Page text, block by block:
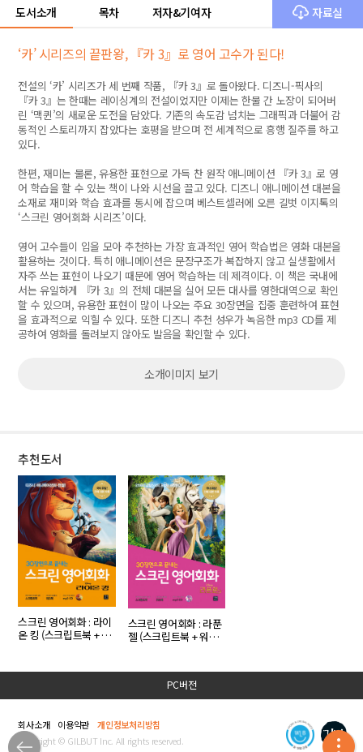
도서소개 목차 저자&기여자 자료실
‘카’ 시리즈의 끝판왕, 『카 3』로 영어 고수가 된다!
전설의 ‘카’ 시리즈가 세 번째 작품, 『카 3』로 돌아왔다. 디즈니-픽사의
『카 3』는 한때는 레이싱계의 전설이었지만 이제는 한물 간 노장이 되어버
린 ‘맥퀸’의 새로운 도전을 담았다. 기존의 속도감 넘치는 그래픽과 더불어 감
동적인 스토리까지 잡았다는 호평을 받으며 전 세계적으로 흥행 질주를 하고
있다.
한편, 재미는 물론, 유용한 표현으로 가득 찬 원작 애니메이션 『카 3』로 영
어 학습을 할 수 있는 책이 나와 시선을 끌고 있다. 디즈니 애니메이션 대본을
소재로 재미와 학습 효과를 동시에 잡으며 베스트셀러에 오른 길벗 이지톡의
‘스크린 영어회화 시리즈’이다.
영어 고수들이 입을 모아 추천하는 가장 효과적인 영어 학습법은 영화 대본을
활용하는 것이다. 특히 애니메이션은 문장구조가 복잡하지 않고 실생활에서
자주 쓰는 표현이 나오기 때문에 영어 학습하는 데 제격이다. 이 책은 국내에
서는 유일하게 『카 3』의 전체 대본을 실어 모든 대사를 영한대역으로 확인
할 수 있으며, 유용한 표현이 많이 나오는 주요 30장면을 집중 훈련하여 표현
을 효과적으로 익힐 수 있다. 또한 디즈니 추천 성우가 녹음한 mp3 CD를 제
공하여 영화를 돌려보지 않아도 발음을 확인할 수 있다.
소개이미지 보기
추천도서
스크린 영어회화 : 라이
온 킹 (스크립트북 + 워
스크린 영어회화 : 라푼
젤 (스크립트북 + 워크
PC버전
회사소개 이용약관
개인정보처리방침
Copyright © GILBUT Inc. All rights reserved.